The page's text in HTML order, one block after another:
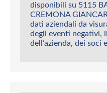
disponibili su 5115
CREMONA
dati aziendali da
degli eventi negativi,
dell’azienda, dei soci